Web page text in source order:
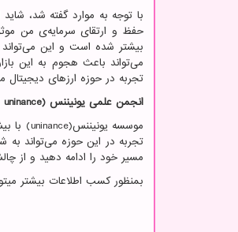
با توجه به موارد گفته شد،
حفظ و ارتقای سرمایه‌ی من
بیشتر شده است و این می‌تواند
می‌تواند باعث هجوم به این
تجربه در حوزه ارزهای
انجمن علمی یونیننس (
موسسه یونیننس(uninance
تجربه در این حوزه می‌تواند به
مسیر خود را ادامه دهید و از
بمنظور کسب اطلاعات بیشتر